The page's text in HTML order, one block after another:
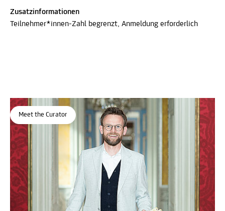
Zusatzinformationen
Teilnehmer*innen-Zahl begrenzt, Anmeldung erforderlich
Meet the Curator